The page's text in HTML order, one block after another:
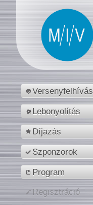
Versenyfelhívás
Lebonyolítás
Díjazás
Szponzorok
Program
Regisztráció